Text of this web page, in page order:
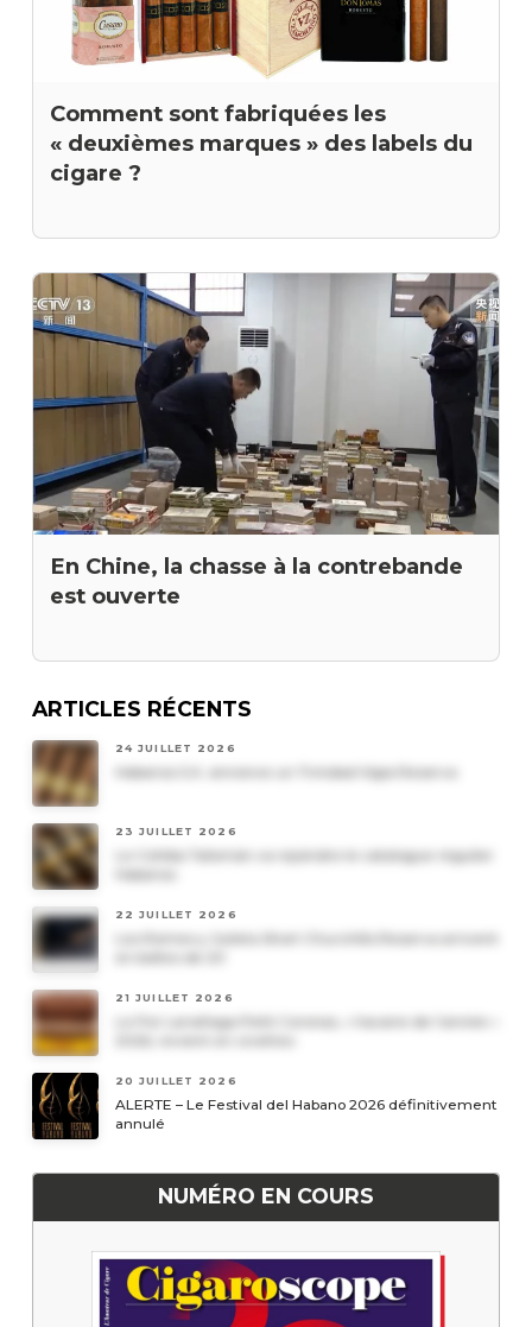
Comment sont fabriquées les
« deuxièmes marques » des labels du
cigare ?
En Chine, la chasse à la contrebande
est ouverte
ARTICLES RÉCENTS
24 JUILLET 2026
Habanos S.A. annonce un Trinidad Vigia Reserva
23 JUILLET 2026
Le Cohiba Talismán va rejoindre le catalogue régulier
22 JUILLET 2026
21 JUILLET 2026
Le Por Larrañaga Petit Coronas, « havane de l’année »
20 JUILLET 2026
ALERTE – Le Festival del Habano 2026 définitivement
annulé
NUMÉRO EN COURS